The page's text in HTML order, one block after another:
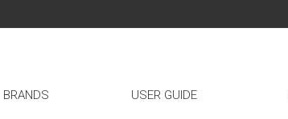
BRANDS USER GUIDE